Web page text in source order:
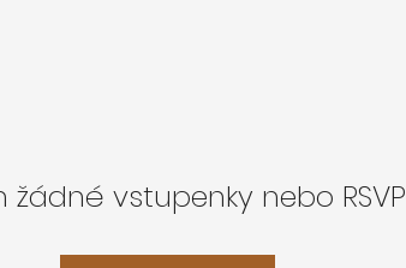
žádné vstupenky nebo RSVP